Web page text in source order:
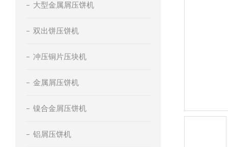
大型金属屑压饼机
双出饼压饼机
冲压铜片压块机
金属屑压饼机
镍合金屑压饼机
铝屑压饼机